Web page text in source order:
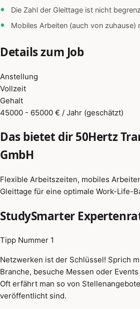
Die Zahl der Gleittage ist nicht
Mobiles Arbeiten (auch von zuhause)
Details zum Job
Anstellung
Vollzeit
Gehalt
45000 - 65000 € / Jahr (geschätzt)
Das bietet dir 50Hertz
GmbH
Flexible Arbeitszeiten, mobiles
Gleittage für eine optimale Work-Life-
StudySmarter
Tipp Nummer 1
Netzwerken ist der Schlüssel! Sprich
Branche, besuche Messen oder
Oft erfährt man so von
veröffentlicht sind.